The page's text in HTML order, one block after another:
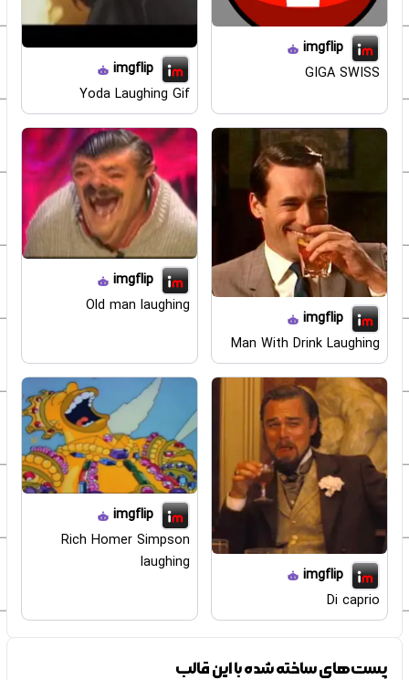
imgflip
GIGA SWISS
imgflip
Yoda Laughing Gif
imgflip
Man With Drink Laughing
imgflip
Old man laughing
imgflip
Di caprio
imgflip
Rich Homer Simpson
laughing
پست‌های ساخته شده با این قالب